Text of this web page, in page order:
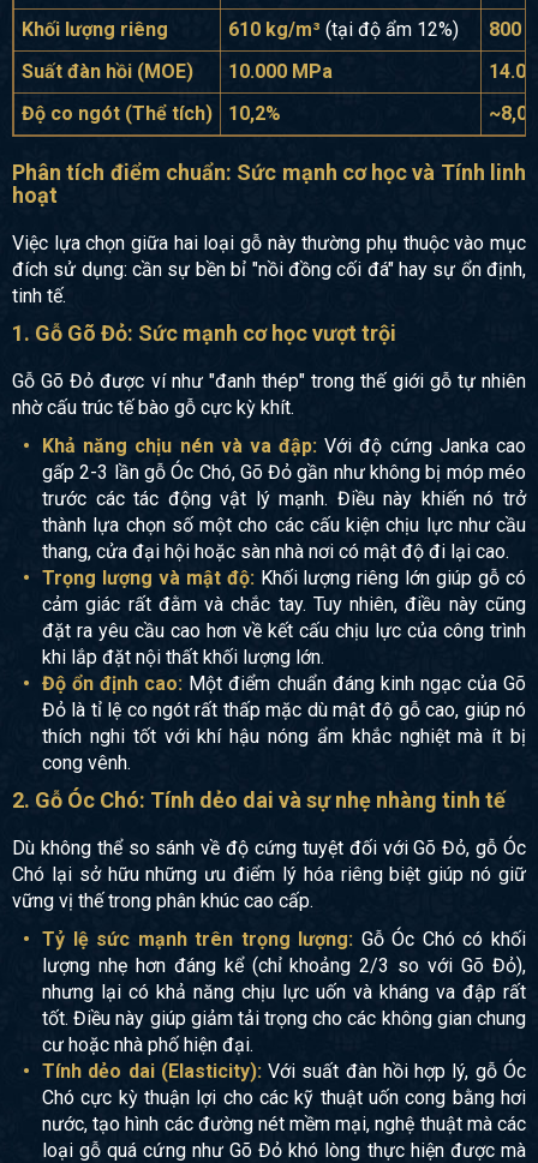
Khối lượng riêng
610 kg/m³ (tại độ ẩm 12%)
800
Suất đàn hồi (MOE)
10.000 MPa
Độ co ngót (Thể tích)
10,2% ~8,0
Phân tích điểm chuẩn: Sức mạnh cơ học và Tính linh
hoạt
Việc lựa chọn giữa hai loại gỗ này thường phụ thuộc vào mục
đích sử dụng: cần sự bền bỉ "nồi đồng cối đá" hay sự ổn định,
tinh tế.
1. Gỗ Gõ Đỏ: Sức mạnh cơ học vượt trội
Gỗ Gõ Đỏ được ví như "đanh thép" trong thế giới gỗ tự nhiên
nhờ cấu trúc tế bào gỗ cực kỳ khít.
Khả năng chịu nén và va đập: Với độ cứng Janka cao
gấp 2-3 lần gỗ Óc Chó, Gõ Đỏ gần như không bị móp méo
trước các tác động vật lý mạnh. Điều này khiến nó trở
thành lựa chọn số một cho các cấu kiện chịu lực như cầu
thang, cửa đại hội hoặc sàn nhà nơi có mật độ đi lại cao.
Trọng lượng và mật độ: Khối lượng riêng lớn giúp gỗ có
cảm giác rất đằm và chắc tay. Tuy nhiên, điều này cũng
đặt ra yêu cầu cao hơn về kết cấu chịu lực của công trình
khi lắp đặt nội thất khối lượng lớn.
Độ ổn định cao: Một điểm chuẩn đáng kinh ngạc của Gõ
Đỏ là tỉ lệ co ngót rất thấp mặc dù mật độ gỗ cao, giúp nó
thích nghi tốt với khí hậu nóng ẩm khắc nghiệt mà ít bị
cong vênh.
2. Gỗ Óc Chó: Tính dẻo dai và sự nhẹ nhàng tinh tế
Dù không thể so sánh về độ cứng tuyệt đối với Gõ Đỏ, gỗ Óc
Chó lại sở hữu những ưu điểm lý hóa riêng biệt giúp nó giữ
vững vị thế trong phân khúc cao cấp.
Tỷ lệ sức mạnh trên trọng lượng: Gỗ Óc Chó có khối
lượng nhẹ hơn đáng kể (chỉ khoảng 2/3 so với Gõ Đỏ),
nhưng lại có khả năng chịu lực uốn và kháng va đập rất
tốt. Điều này giúp giảm tải trọng cho các không gian chung
cư hoặc nhà phố hiện đại.
Tính dẻo dai (Elasticity): Với suất đàn hồi hợp lý, gỗ Óc
Chó cực kỳ thuận lợi cho các kỹ thuật uốn cong bằng hơi
nước, tạo hình các đường nét mềm mại, nghệ thuật mà các
loại gỗ quá cứng như Gõ Đỏ khó lòng thực hiện được mà